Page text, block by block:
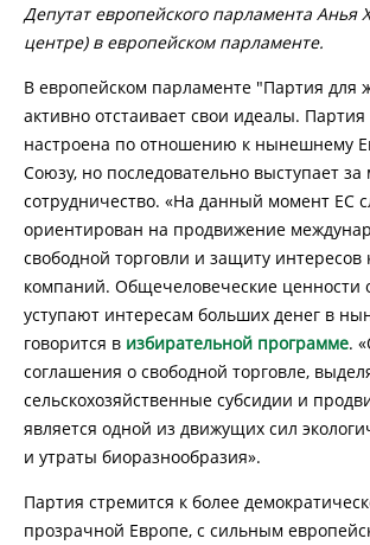
Депутат европейского парламента Анья
центре) в европейском парламенте.
В европейском парламенте "Партия для
активно отстаивает свои идеалы.
настроена по отношению к нынешнему
Союзу, но последовательно выступает
сотрудничество. «На данный момент ЕС
ориентирован на продвижение
свободной торговли и защиту интересов
компаний. Общечеловеческие ценности
уступают интересам больших денег в
говорится в избирательной программе.
соглашения о свободной торговле,
сельскохозяйственные субсидии и
является одной из движущих сил
и утраты биоразнообразия».
Партия стремится к более
прозрачной Европе, с сильным